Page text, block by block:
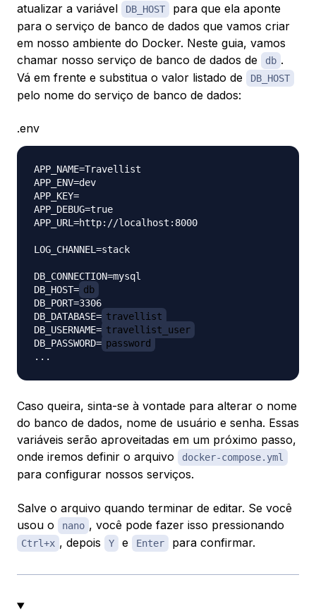
atualizar a variável
DB_HOST
para que ela aponte
para o serviço de banco de dados que vamos criar
em nosso ambiente do Docker. Neste guia, vamos
chamar nosso serviço de banco de dados de
db .
Vá em frente e substitua o valor listado de
DB_HOST
pelo nome do serviço de banco de dados:
.env
APP_NAME=Travellist
APP_ENV=dev
APP_KEY=
APP_DEBUG=true
APP_URL=http://localhost:8000
LOG_CHANNEL=stack
DB_CONNECTION=mysql
DB_HOST= db
DB_PORT=3306
DB_DATABASE= travellist
DB_USERNAME= travellist_user
DB_PASSWORD= password
Caso queira, sinta-se à vontade para alterar o nome
do banco de dados, nome de usuário e senha. Essas
variáveis serão aproveitadas em um próximo passo,
onde iremos definir o arquivo
docker-compose.yml
para configurar nossos serviços.
Salve o arquivo quando terminar de editar. Se você
usou o
nano , você pode fazer isso pressionando
Ctrl+x , depois Y e Enter para confirmar.